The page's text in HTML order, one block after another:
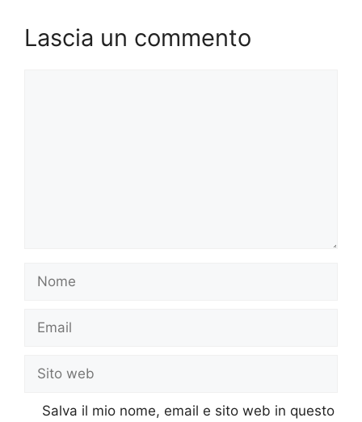
Lascia un commento
Nome
Email
Sito
web
Salva il mio nome, email e sito web in questo